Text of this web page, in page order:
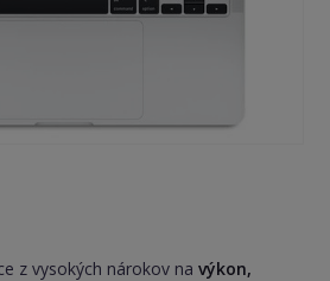
z vysokých nárokov navýkon,